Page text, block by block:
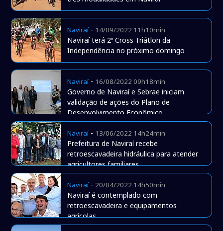
Naviraí- 14/09/2022 11h10min
Naviraí terá 2º Cross Triátlon da
Independência no próximo domingo
Naviraí- 16/08/2022 09h18min
Governo de Naviraí e Sebrae iniciam
validação de ações do Plano de
Desenvolvimento Econômico
Naviraí- 13/06/2022 14h24min
Prefeitura de Naviraí recebe
retroescavadeira hidráulica para atender
agricultores familiares
Naviraí- 20/04/2022 14h50min
Naviraí é contemplado com
retroescavadeira e equipamentos
agrícolas